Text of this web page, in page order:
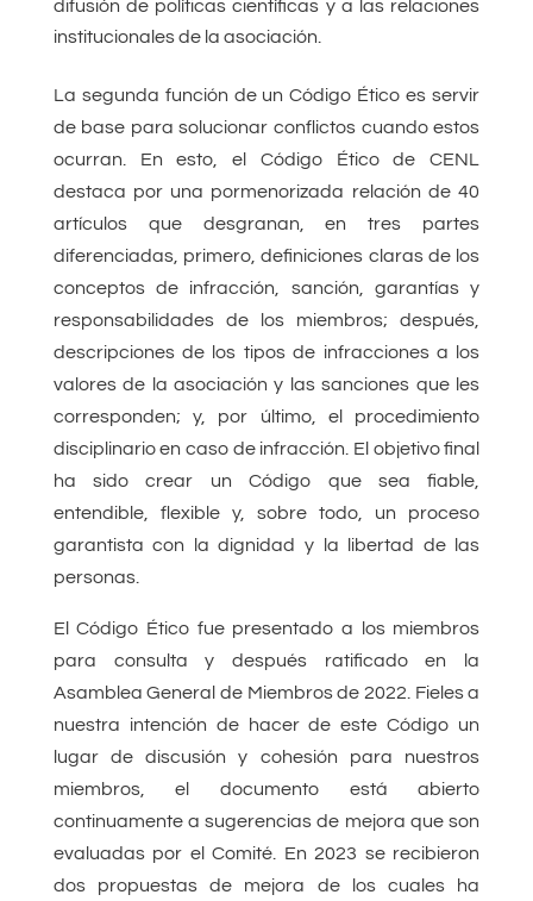
difusión de políticas científicas y a las relaciones
institucionales de la asociación.
La segunda función de un Código Ético es servir
de base para solucionar conflictos cuando estos
ocurran. En esto, el Código Ético de CENL
destaca por una pormenorizada relación de 40
artículos que desgranan, en tres partes
diferenciadas, primero, definiciones claras de los
conceptos de infracción, sanción, garantías y
responsabilidades de los miembros; después,
descripciones de los tipos de infracciones a los
valores de la asociación y las sanciones que les
corresponden; y, por último, el procedimiento
disciplinario en caso de infracción. El objetivo final
ha sido crear un Código que sea fiable,
entendible, flexible y, sobre todo, un proceso
garantista con la dignidad y la libertad de las
personas.
El Código Ético fue presentado a los miembros
para consulta y después ratificado en la
Asamblea General de Miembros de 2022. Fieles a
nuestra intención de hacer de este Código un
lugar de discusión y cohesión para nuestros
miembros, el documento está abierto
continuamente a sugerencias de mejora que son
evaluadas por el Comité. En 2023 se recibieron
dos propuestas de mejora de los cuales ha